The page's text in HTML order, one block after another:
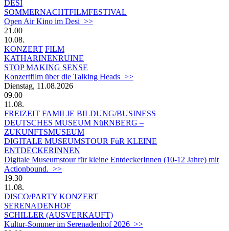
DESI
SOMMERNACHTFILMFESTIVAL
Open Air Kino im Desi >>
21.00
10.08.
KONZERT FILM
KATHARINENRUINE
STOP MAKING SENSE
Konzertfilm über die Talking Heads >>
Dienstag, 11.08.2026
09.00
11.08.
FREIZEIT FAMILIE BILDUNG/BUSINESS
DEUTSCHES MUSEUM NüRNBERG –
ZUKUNFTSMUSEUM
DIGITALE MUSEUMSTOUR FüR KLEINE
ENTDECKERINNEN
Digitale Museumstour für kleine EntdeckerInnen (10-12 Jahre) mit
Actionbound. >>
19.30
11.08.
DISCO/PARTY KONZERT
SERENADENHOF
SCHILLER (AUSVERKAUFT)
Kultur-Sommer im Serenadenhof 2026 >>